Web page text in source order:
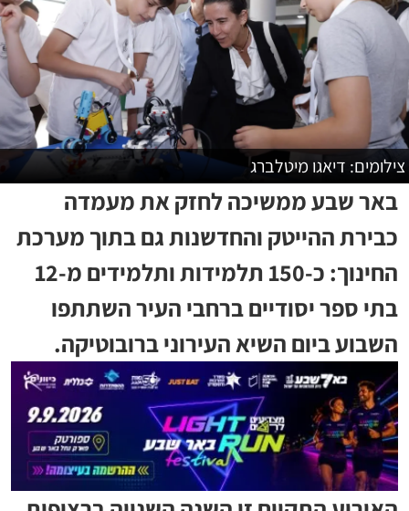
צילומים: דיאגו מיטלברג
באר שבע ממשיכה לחזק את מעמדה
כבירת ההייטק והחדשנות גם בתוך מערכת
החינוך: כ-150 תלמידות ותלמידים מ-12
בתי ספר יסודיים ברחבי העיר השתתפו
השבוע ביום השיא העירוני ברובוטיקה.